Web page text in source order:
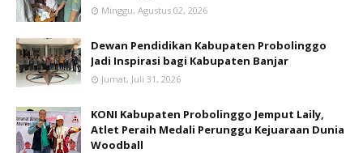
Minggu, Agustus 02, 2026
Dewan Pendidikan Kabupaten Probolinggo
Jadi Inspirasi bagi Kabupaten Banjar
Jumat, Juli 31, 2026
KONI Kabupaten Probolinggo Jemput Laily,
Atlet Peraih Medali Perunggu Kejuaraan Dunia
Woodball